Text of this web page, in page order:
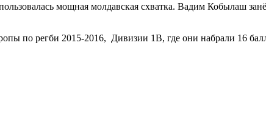
мощная молдавская схватка. Вадим Кобылаш
по регби 2015-2016, Дивизии 1B, где они набрали 16